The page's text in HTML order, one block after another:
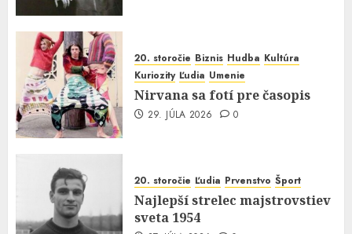
20. storočie Biznis Hudba Kultúra
Kuriozity Ľudia Umenie
Nirvana sa fotí pre časopis
29. JÚLA 2026 0
20. storočie Ľudia Prvenstvo Šport
Najlepší strelec majstrovstiev
sveta 1954